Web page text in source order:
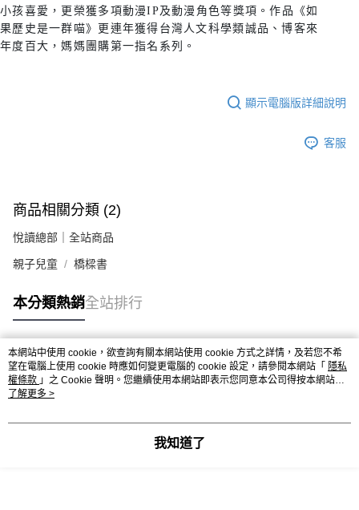
小孩喜愛，更榮獲多項動漫IP及動漫角色等獎項。作品《如
果歷史是一群喵》更連年獲得台灣人文科學類誠品、博客來
年度百大，媽媽團購第一指名系列。
顯示電腦版詳細說明
客服
商品相關分類 (2)
悅讀總部｜全站商品
親子兒童 橋樑書
本分類熱銷全站排行
熱門標籤
本網站中使用 cookie，欲查詢有關本網站使用 cookie 方式之詳情，及若您不希
望在電腦上使用 cookie 時應如何變更電腦的 cookie 設定，請參閱本網站「 隱私
權條款 」之 Cookie 聲明。您繼續使用本網站即表示您同意本公司得按本網站使
用條款之 Cookie 聲明使用 cookie。
了解更多 >
我知道了